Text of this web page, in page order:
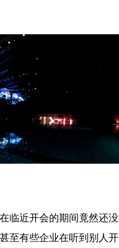
临近开会的期间竟然还没
至有些企业在听到别人开